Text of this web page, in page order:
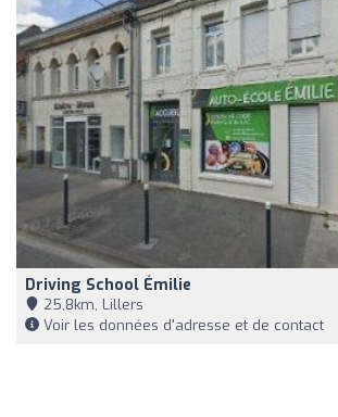
Driving School Émilie
25,8km, Lillers
Voir les données d'adresse et de contact